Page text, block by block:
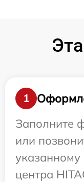
1
Заполните
или
указанному
центра